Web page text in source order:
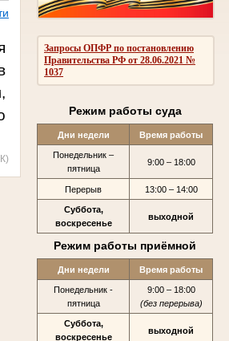
Запросы ОПФР по постановлению
Правительства РФ от 28.06.2021 №
1037
Режим работы суда
Дни недели Время работы
Понедельник –
пятница
9:00 – 18:00
Перерыв 13:00 – 14:00
Суббота,
воскресенье
выходной
Режим работы приёмной
Дни недели Время работы
Понедельник -
пятница
9:00 – 18:00
(без перерыва)
Суббота,
воскресенье
выходной